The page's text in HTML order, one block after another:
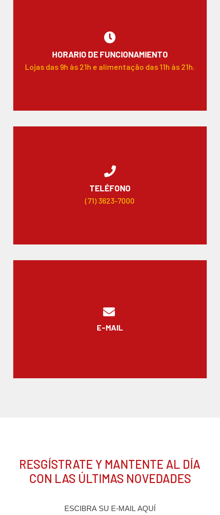
HORARIO DE FUNCIONAMIENTO
Lojas das 9h às 21h e alimentação das 11h às 21h.
TELÉFONO
(71) 3623-7000
E-MAIL
RESGÍSTRATE Y MANTENTE AL DÍA
CON LAS ÚLTIMAS NOVEDADES